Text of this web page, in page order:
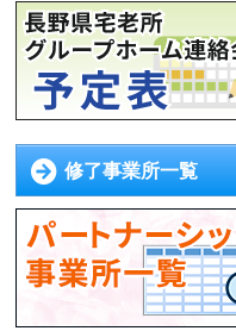
修了事業所一覧